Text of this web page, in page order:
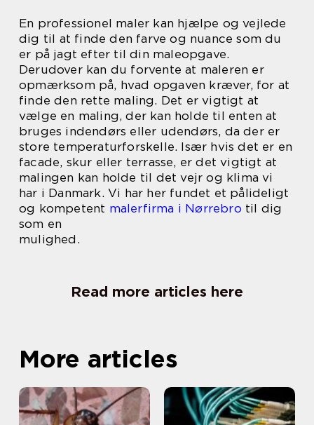
En professionel maler kan hjælpe og vejlede
dig til at finde den farve og nuance som du
er på jagt efter til din maleopgave.
Derudover kan du forvente at maleren er
opmærksom på, hvad opgaven kræver, for at
finde den rette maling. Det er vigtigt at
vælge en maling, der kan holde til enten at
bruges indendørs eller udendørs, da der er
store temperaturforskelle. Især hvis det er en
facade, skur eller terrasse, er det vigtigt at
malingen kan holde til det vejr og klima vi
har i Danmark. Vi har her fundet et pålideligt
og kompetent malerfirma i Nørrebro til dig
som en
mulighed.
Read more articles here
More articles